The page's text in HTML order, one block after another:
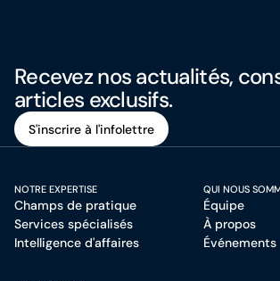
Recevez nos actualités,
articles exclusifs.
S'inscrire à l'infolettre
NOTRE EXPERTISE
Champs de pratique
Services spécialisés
Intelligence d'affaires
QUI NOUS
Équipe
À propos
Événements